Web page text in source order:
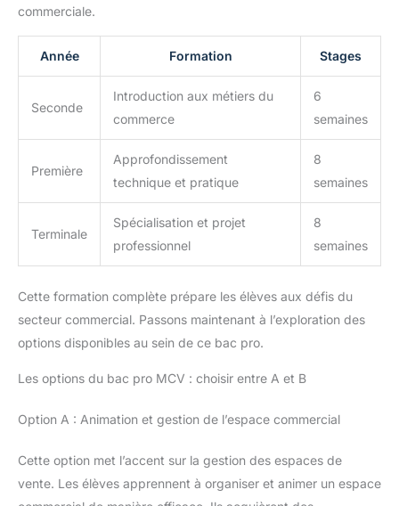
commerciale.
Année Formation Stages
Seconde
Introduction aux métiers du
commerce
6
semaines
Première
Approfondissement
technique et pratique
8
semaines
Terminale
Spécialisation et projet
professionnel
8
semaines
Cette formation complète prépare les élèves aux défis du
secteur commercial. Passons maintenant à l’exploration des
options disponibles au sein de ce bac pro.
Les options du bac pro MCV : choisir entre A et B
Option A : Animation et gestion de l’espace commercial
Cette option met l’accent sur la gestion des espaces de
vente. Les élèves apprennent à organiser et animer un espace